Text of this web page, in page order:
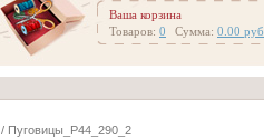
Ваша корзина
Товаров: 0 Сумма: 0.00 руб.
/ Пуговицы_P44_290_2